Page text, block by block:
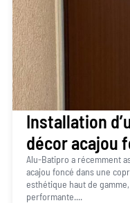
Installation
décor acajou
Alu-Batipro a récemment
acajou foncé dans une
esthétique haut de
performante....